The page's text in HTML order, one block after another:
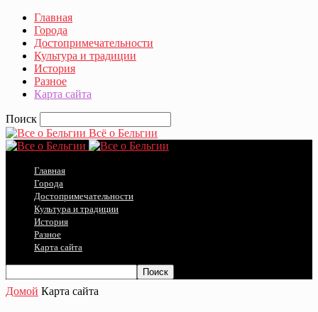
Главная
Города
Достопримечательности
Культура и традиции
История
Разное
Карта сайта
Поиск
Всё о Бельгии
Главная
Города
Достопримечательности
Культура и традиции
История
Разное
Карта сайта
Домой Карта сайта